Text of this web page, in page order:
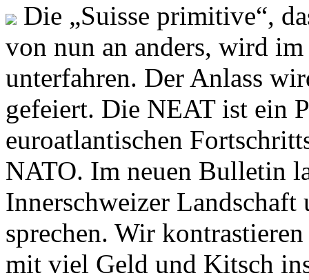
Die „Suisse primitive“,
von nun an anders, wird
unterfahren. Der Anlass
gefeiert. Die NEAT ist ein
euroatlantischen
NATO. Im neuen Bulletin
Innerschweizer
sprechen. Wir
mit viel Geld und Kitsch